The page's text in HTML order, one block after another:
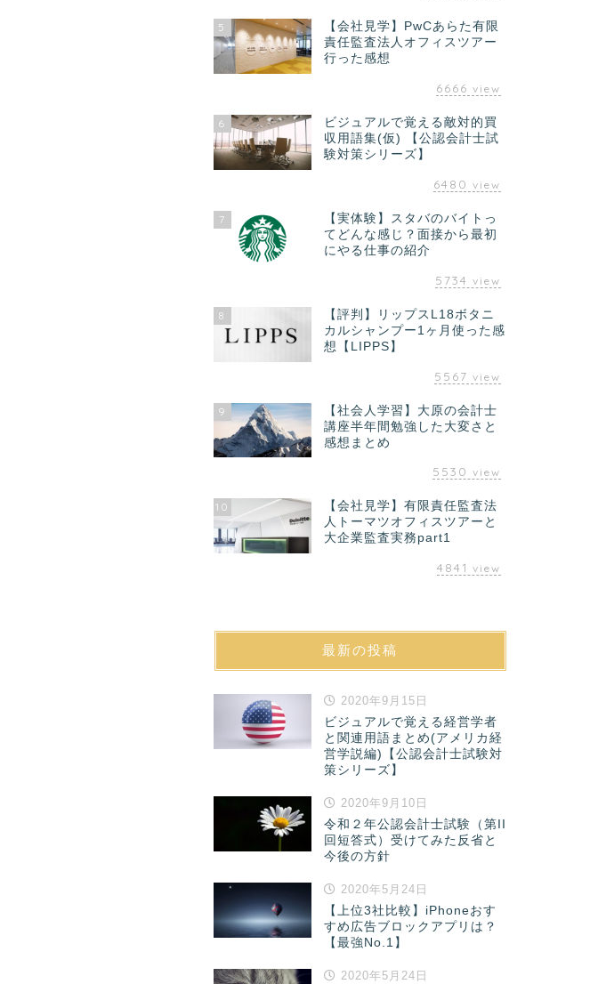
5
【会社見学】PwCあらた有限
責任監査法人オフィスツアー
行った感想
6666 view
6
ビジュアルで覚える敵対的買
収用語集(仮) 【公認会計士試
験対策シリーズ】
6480 view
7
【実体験】スタバのバイトっ
てどんな感じ？面接から最初
にやる仕事の紹介
5734 view
8
【評判】リップスL18ボタニ
カルシャンプー1ヶ月使った感
想【LIPPS】
5567 view
9
【社会人学習】大原の会計士
講座半年間勉強した大変さと
感想まとめ
5530 view
10
【会社見学】有限責任監査法
人トーマツオフィスツアーと
大企業監査実務part1
4841 view
最新の投稿
2020年9月15日
ビジュアルで覚える経営学者
と関連用語まとめ(アメリカ経
営学説編)【公認会計士試験対
策シリーズ】
2020年9月10日
令和２年公認会計士試験（第II
回短答式）受けてみた反省と
今後の方針
2020年5月24日
【上位3社比較】iPhoneおす
すめ広告ブロックアプリは？
【最強No.1】
2020年5月24日